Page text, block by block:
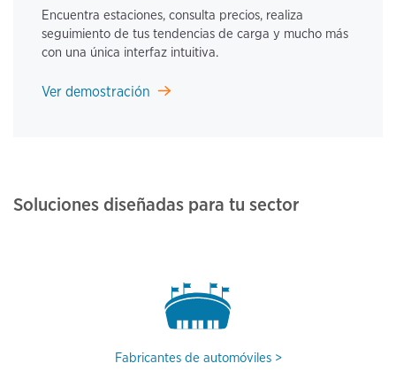
Encuentra estaciones, consulta precios, realiza
seguimiento de tus tendencias de carga y mucho más
con una única interfaz intuitiva.
Ver demostración
Soluciones diseñadas para tu sector
Fabricantes de automóviles